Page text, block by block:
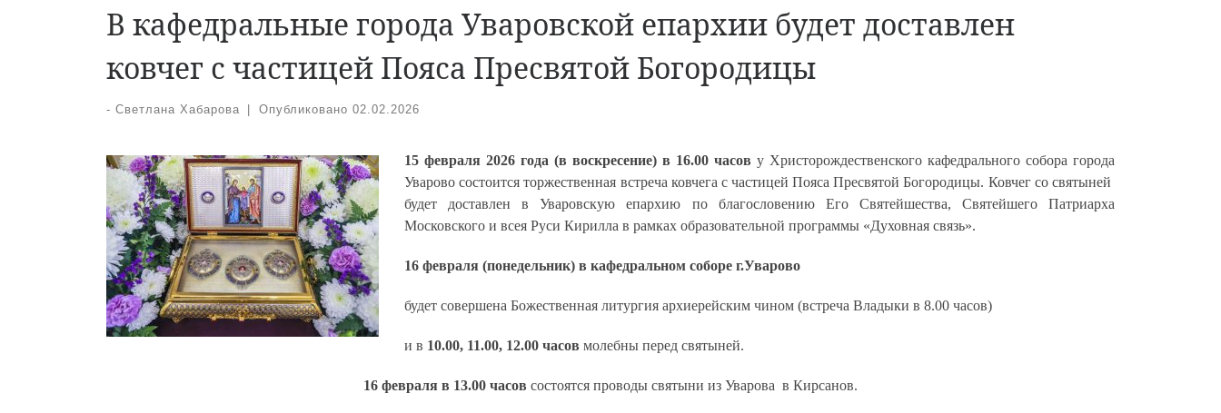
В кафедральные города Уваровской епархии будет доставлен
ковчег с частицей Пояса Пресвятой Богородицы
- Светлана Хабарова Опубликовано 02.02.2026
15 февраля 2026 года (в воскресение) в 16.00 часов у Христорождественского кафедрального собора города
Уварово состоится торжественная встреча ковчега с частицей Пояса Пресвятой Богородицы. Ковчег со святыней
будет доставлен в Уваровскую епархию по благословению Его Святейшества, Святейшего Патриарха
Московского и всея Руси Кирилла в рамках образовательной программы «Духовная связь».
16 февраля (понедельник) в кафедральном соборе г.Уварово
будет совершена Божественная литургия архиерейским чином (встреча Владыки в 8.00 часов)
и в 10.00, 11.00, 12.00 часов молебны перед святыней.
16 февраля в 13.00 часов состоятся проводы святыни из Уварова в Кирсанов.